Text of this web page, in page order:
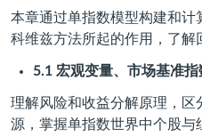
本章通过单指数模型构建和计
科维兹方法所起的作用，了解
5.1 宏观变量、市场基准
理解风险和收益分解原理，区
源，掌握单指数世界中个股